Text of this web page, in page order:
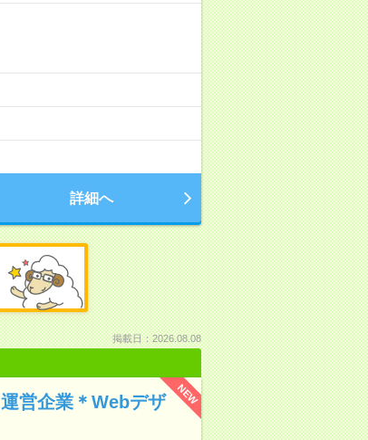
詳細へ
掲載日：2026.08.08
NEW
営企業＊Webデザ